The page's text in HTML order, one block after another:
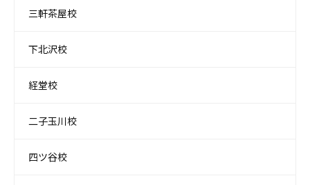
三軒茶屋校
下北沢校
経堂校
二子玉川校
四ツ谷校